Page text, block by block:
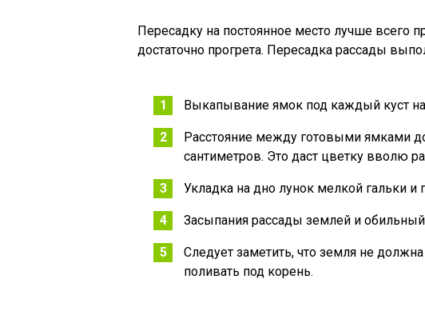
Пересадку на постоянное место лучше всего
достаточно прогрета. Пересадка рассады
Выкапывание ямок под каждый куст
Расстояние между готовыми ямками
сантиметров. Это даст цветку вволю
Укладка на дно лунок мелкой гальки
Засыпания рассады землей и
Следует заметить, что земля не
поливать под корень.